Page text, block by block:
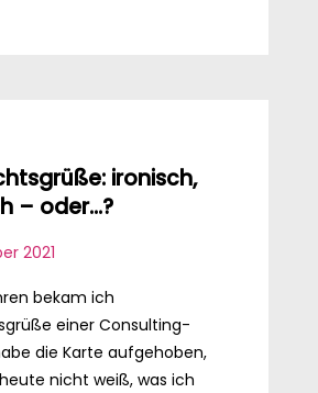
ironisch,
– oder…?
2021
bekam ich
einer Consulting-
die Karte aufgehoben,
nicht weiß, was ich